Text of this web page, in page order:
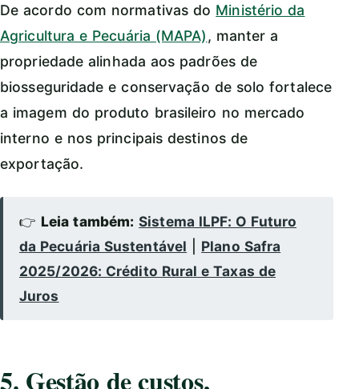
De acordo com normativas do Ministério da
Agricultura e Pecuária (MAPA), manter a
propriedade alinhada aos padrões de
biosseguridade e conservação de solo fortalece
a imagem do produto brasileiro no mercado
interno e nos principais destinos de
exportação.
👉 Leia também: Sistema ILPF: O Futuro
da Pecuária Sustentável
Plano Safra
2025/2026: Crédito Rural e Taxas de
Juros
5. Gestão de custos,